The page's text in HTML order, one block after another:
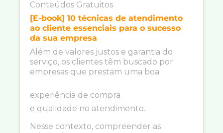
Conteúdos Gratuitos
[E-book] 10 técnicas de atendimento
ao cliente essenciais para o sucesso
da sua empresa
Além de valores justos e garantia do
serviço, os clientes têm buscado por
empresas que prestam uma boa
experiência de compra
e qualidade no atendimento.
Nesse contexto, compreender as